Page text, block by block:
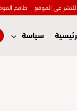
للنشر في الموقع طاقم
سياسة